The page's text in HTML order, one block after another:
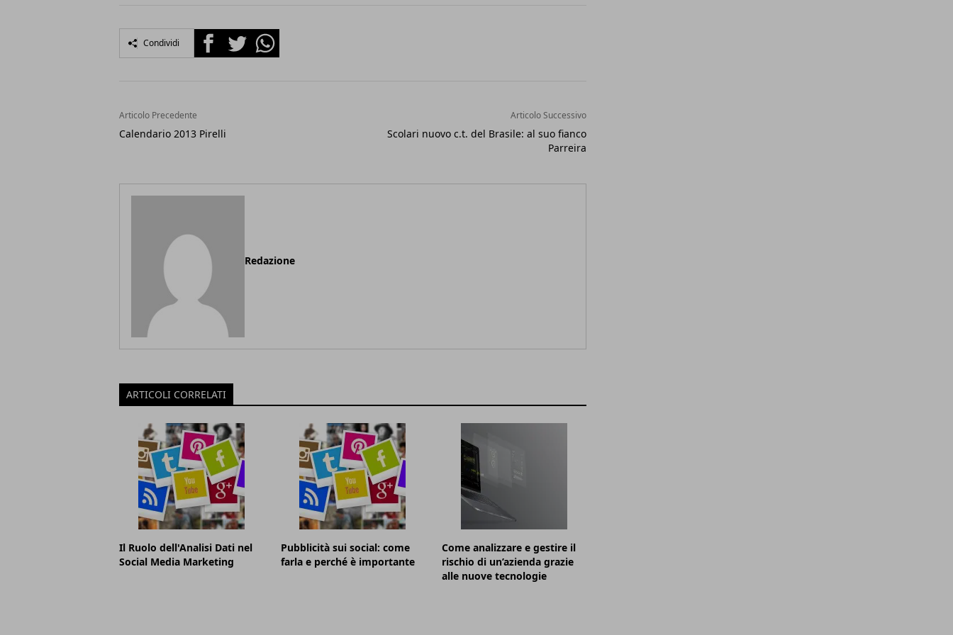
Condividi FacebookTwitterWhatsapp
Articolo Precedente
Calendario 2013 Pirelli
Articolo Successivo
Scolari nuovo c.t. del Brasile: al suo fianco
Parreira
Redazione
ARTICOLI CORRELATI
Il Ruolo dell'Analisi Dati nel
Social Media Marketing
Pubblicità sui social: come
farla e perché è importante
Come analizzare e gestire il
rischio di un’azienda grazie
alle nuove tecnologie